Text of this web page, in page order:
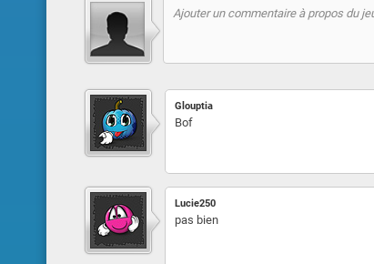
Glouptia
Bof
Lucie250
pas bien